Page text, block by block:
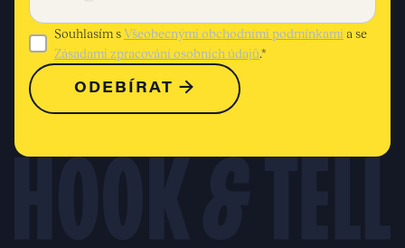
Souhlasím sVšeobecnými obchodními podmínkami a se
Zásadami zpracování osobních údajů.*